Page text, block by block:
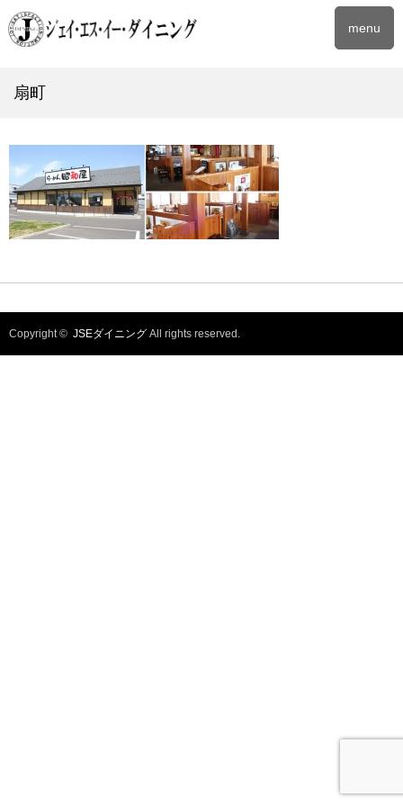
menu
扇町
Copyright © JSEダイニング All rights reserved.